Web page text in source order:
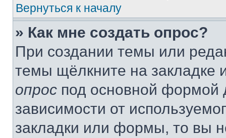
Вернуться к началу
» Как мне создать опрос?
При создании темы или
темы щёлкните на
опрос под основной формой
зависимости от
закладки или формы, то вы